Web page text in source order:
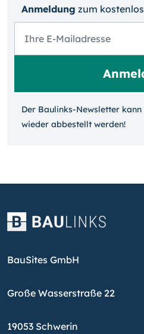
Anmeldung zum
Der Baulinks-Newsletter
wieder ab­bestellt werden!
BauSites GmbH
Große Wasserstraße 22
19053 Schwerin